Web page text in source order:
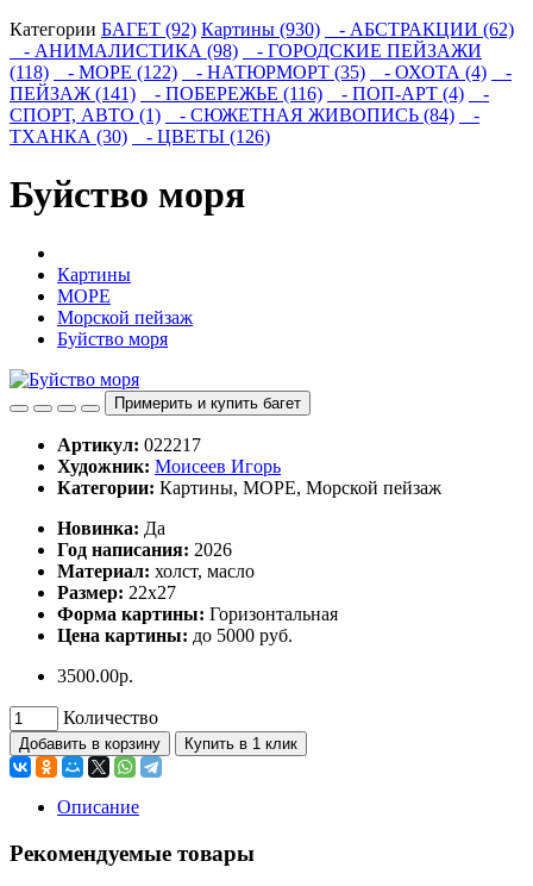
Категории БАГЕТ (92) Картины (930)
- АБСТРАКЦИИ (62)
- АНИМАЛИСТИКА (98)
- ГОРОДСКИЕ ПЕЙЗАЖИ
(118)
- МОРЕ (122) - НАТЮРМОРТ (35) - ОХОТА (4)
-
ПЕЙЗАЖ (141)
- ПОБЕРЕЖЬЕ (116) - ПОП-АРТ (4)
-
СПОРТ, АВТО (1)
- СЮЖЕТНАЯ ЖИВОПИСЬ (84)
-
ТХАНКА (30)
- ЦВЕТЫ (126)
Буйство моря
Картины
МОРЕ
Морской пейзаж
Буйство моря
Примерить и купить багет
Артикул: 022217
Художник: Моисеев Игорь
Категории: Картины, МОРЕ, Морской пейзаж
Hoвинка: Да
Год написания: 2026
Материал: холст, масло
Размер: 22х27
Форма картины: Горизонтальная
Цена картины: до 5000 руб.
3500.00р.
Количество
Добавить в корзину Купить в 1 клик
Описание
Рекомендуемые товары